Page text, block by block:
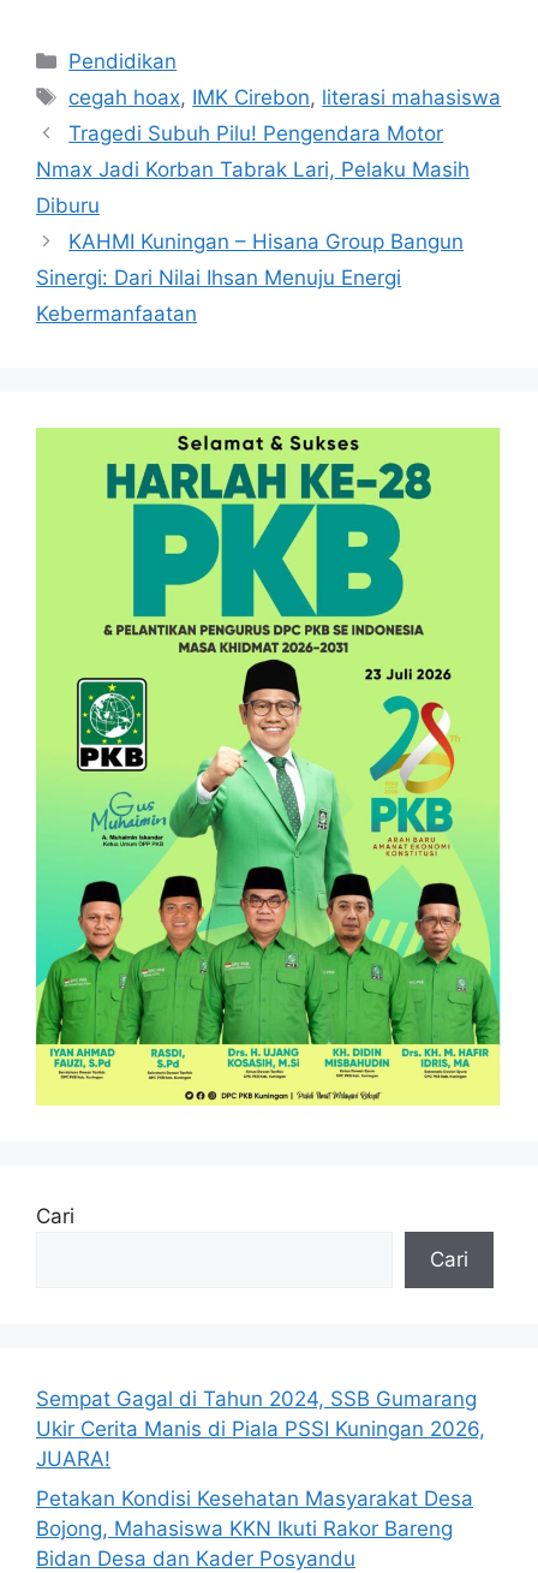
Kategori
Pendidikan
Tag
cegah hoax, IMK Cirebon, literasi mahasiswa
Tragedi Subuh Pilu! Pengendara Motor
Nmax Jadi Korban Tabrak Lari, Pelaku Masih
Diburu
KAHMI Kuningan – Hisana Group Bangun
Sinergi: Dari Nilai Ihsan Menuju Energi
Kebermanfaatan
Cari
Cari
Sempat Gagal di Tahun 2024, SSB Gumarang
Ukir Cerita Manis di Piala PSSI Kuningan 2026,
JUARA!
Petakan Kondisi Kesehatan Masyarakat Desa
Bojong, Mahasiswa KKN Ikuti Rakor Bareng
Bidan Desa dan Kader Posyandu